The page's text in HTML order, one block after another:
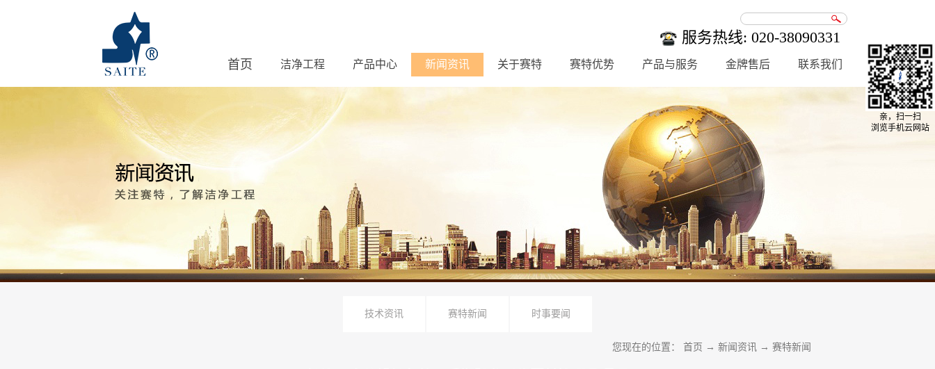
服务热线: 020-38090331
首页 洁净工程 产品中心 新闻资讯 关于赛特 赛特优势 产品与服务 金牌售后 联系我们
技术资讯 赛特新闻 时事要闻
您现在的位置： 首页 → 新闻资讯 → 赛特新闻
亲，扫一扫
浏览手机云网站